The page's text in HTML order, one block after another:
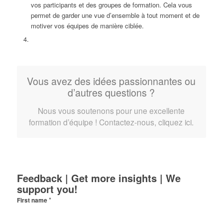
vos participants et des groupes de formation. Cela vous
permet de garder une vue d’ensemble à tout moment et de
motiver vos équipes de manière ciblée.
Vous avez des idées passionnantes ou
d’autres questions ?
Nous vous soutenons pour une excellente
formation d’équipe ! Contactez-nous, cliquez ici.
Feedback | Get more insights | We
support you!
First name*